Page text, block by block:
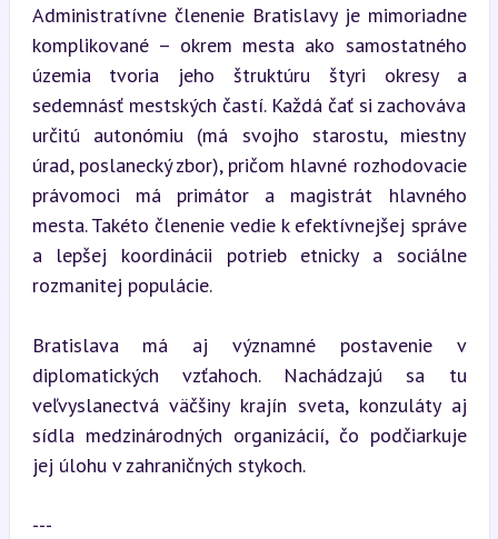
Administratívne členenie Bratislavy je mimoriadne
komplikované – okrem mesta ako samostatného
územia tvoria jeho štruktúru štyri okresy a
sedemnásť mestských častí. Každá čať si zachováva
určitú autonómiu (má svojho starostu, miestny
úrad, poslanecký zbor), pričom hlavné rozhodovacie
právomoci má primátor a magistrát hlavného
mesta. Takéto členenie vedie k efektívnejšej správe
a lepšej koordinácii potrieb etnicky a sociálne
rozmanitej populácie.
Bratislava má aj významné postavenie v
diplomatických vzťahoch. Nachádzajú sa tu
veľvyslanectvá väčšiny krajín sveta, konzuláty aj
sídla medzinárodných organizácií, čo podčiarkuje
jej úlohu v zahraničných stykoch.
---